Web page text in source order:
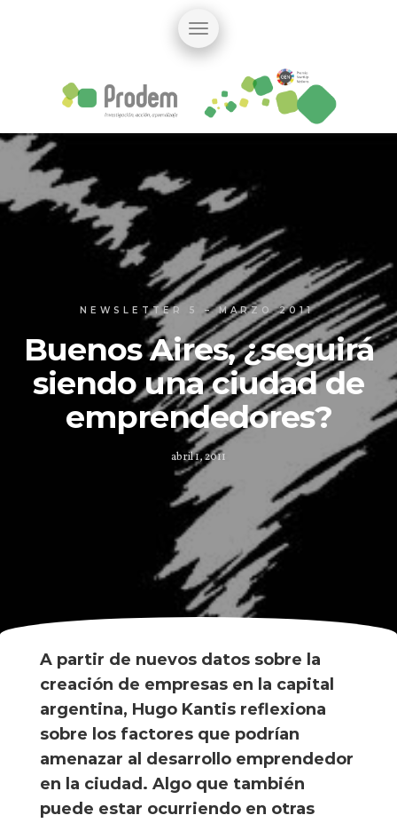
NEWSLETTER 5 – MARZO 2011
Buenos Aires, ¿seguirá
siendo una ciudad de
emprendedores?
abril 1, 2011
A partir de nuevos datos sobre la
creación de empresas en la capital
argentina, Hugo Kantis reflexiona
sobre los factores que podrían
amenazar al desarrollo emprendedor
en la ciudad. Algo que también
puede estar ocurriendo en otras